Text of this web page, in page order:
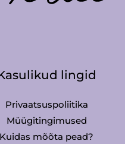
lingid
Privaatsuspoliitika
Müügitingimused
Kuidas mõõta pead?